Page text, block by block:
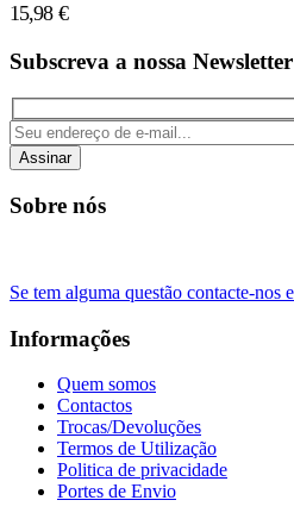
15,98 €
Subscreva a nossa Newsletter
Assinar
Sobre nós
Se tem alguma questão contacte-
Informações
Quem somos
Contactos
Trocas/Devoluções
Termos de Utilização
Politica de privacidade
Portes de Envio